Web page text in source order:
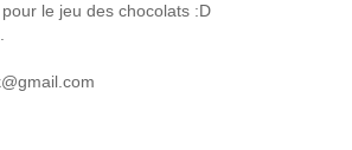
le jeu des chocolats :D